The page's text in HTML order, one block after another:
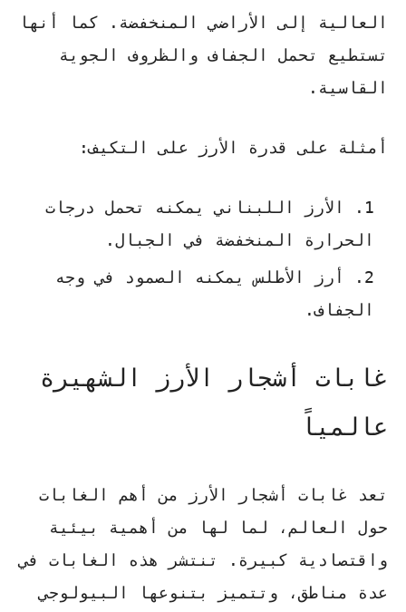
العالية إلى الأراضي المنخفضة. كما أنها
تستطيع تحمل الجفاف والظروف الجوية
القاسية.
أمثلة على قدرة الأرز على التكيف:
الأرز اللبناني يمكنه تحمل درجات
الحرارة المنخفضة في الجبال.
أرز الأطلس يمكنه الصمود في وجه
الجفاف.
غابات أشجار الأرز الشهيرة
عالمياً
تعد غابات أشجار الأرز
من أهم الغابات
حول العالم، لما لها من أهمية بيئية
واقتصادية كبيرة. تنتشر هذه الغابات في
عدة مناطق، وتتميز بتنوعها البيولوجي